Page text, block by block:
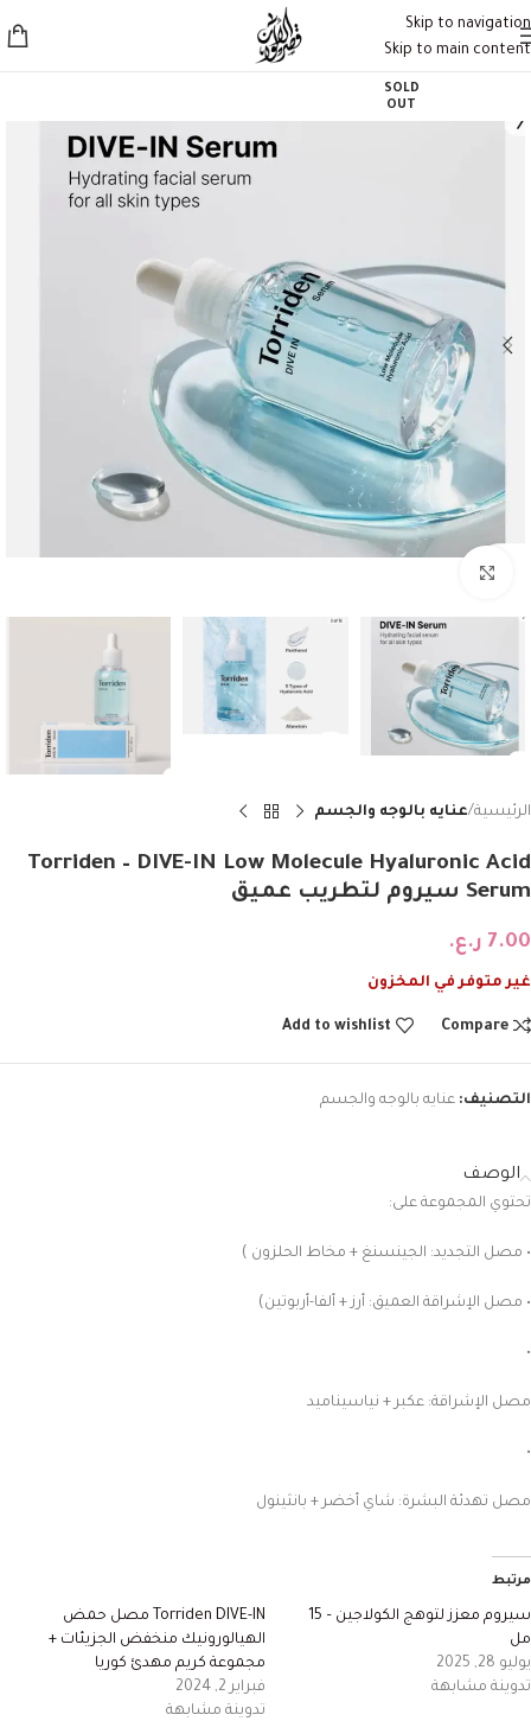
Skip to navigation
Skip to main content
SOLD
OUT
الرئيسية عنايه بالوجه والجسم
Torriden – DIVE-IN Low Molecule Hyaluronic Acid
Serum سيروم لتطريب عميق
7.00 ر.ع.
غير متوفر في المخزون
Compare
Add to wishlist
التصنيف: عنايه بالوجه والجسم
الوصف
تحتوي المجموعة على:
• مصل التجديد: الجينسنغ + مخاط الحلزون )
• مصل الإشراقة العميق: أرز + ألفا-أربوتين)
•
مصل الإشراقة: عكبر + نياسيناميد
•
مصل تهدئة البشرة: شاي أخضر + بانثينول
مرتبط
سيروم معزز لتوهج الكولاجين – 15
مل
يوليو 28, 2025
تدوينة مشابهة
Torriden DIVE-IN مصل حمض
الهيالورونيك منخفض الجزيئات +
مجموعة كريم مهدئ كوريا
فبراير 2, 2024
تدوينة مشابهة